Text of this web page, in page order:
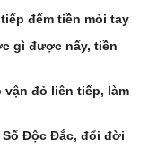
đếm tiền mỏi tay
gì được nấy, tiền
vận đỏ liên tiếp, làm
Số Độc Đắc, đổi đời